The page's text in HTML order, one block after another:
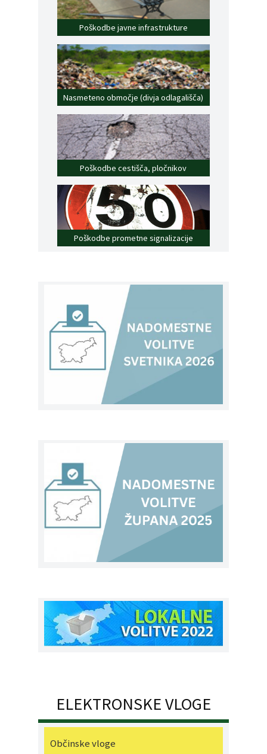
Poškodbe javne infrastrukture
Nasmeteno območje (divja odlagališča)
Poškodbe cestišča, pločnikov
Poškodbe prometne signalizacije
ELEKTRONSKE VLOGE
Občinske vloge